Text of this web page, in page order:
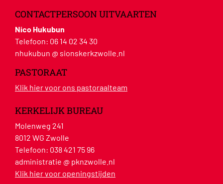
CONTACTPERSOON UITVAARTEN
Nico Hukubun
Telefoon: 06 14 02 34 30
nhukubun @ sionskerkzwolle.nl
PASTORAAT
Klik hier voor ons pastoraalteam
KERKELIJK BUREAU
Molenweg 241
8012 WG Zwolle
Telefoon: 038 421 75 96
administratie @ pknzwolle.nl
Klik hier voor openingstijden